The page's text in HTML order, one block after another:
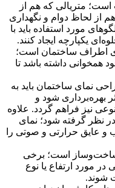
است؛ متریالی که هم از
از لحاظ دوام و نگهداری
مورد استفاده باید با
یکپارچه ایجاد کنند.
اطراف ساختمان است؛
همخوانی داشته باشد تا
نمای ساختمان باید به
بهره‌برداری شود و
نیز فراهم گردد. علاوه
در نظر گرفته شود؛ نمای
و عایق حرارتی و صوتی را
ساخت‌وساز است؛ برخی
مورد ارتفاع یا نوع
شوند.